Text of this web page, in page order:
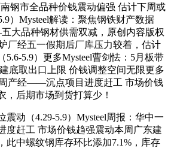
钢市全品种价钱震动偏强 估计下周或
）Mysteel解读：聚焦钢铁财产数据
五大品种钢材供需双减，原创内容版权
厂经五一假期后厂库压力较着，估计
5.6-5.9）更多Mysteel曹剑怯：5月板带
底取出口上限 价钱调整空间无限更多
产经——沉点项目进度赶工 市场价钱
，后期市场到货打算少！
动（4.29-5.9）Mysteel周报：华中一
赶工 市场价钱趋强震动本周广东建
此中螺纹钢库存环比添加7.1%，库存